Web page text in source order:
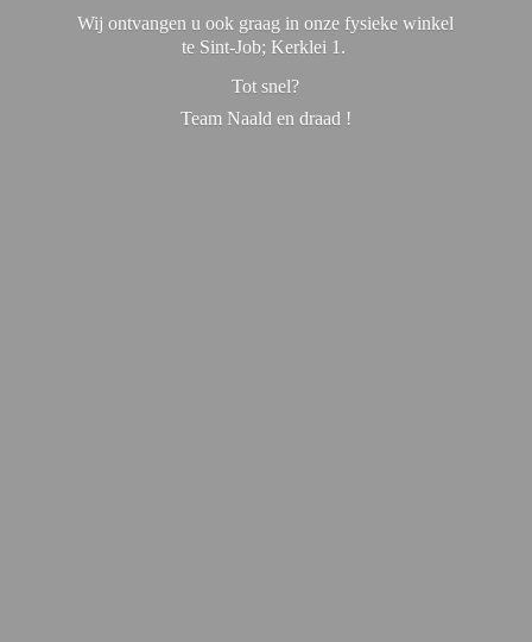
Wij ontvangen u ook graag in onze fysieke winkel
te Sint-Job; Kerklei 1.
Tot snel?
Team Naald en draad !